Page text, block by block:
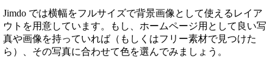
Jimdo では横幅をフルサイズで背景画像として使えるレイア
ウトを用意しています。もし、ホームページ用として良い写
真や画像を持っていれば（もしくはフリー素材で見つけた
ら）、その写真に合わせて色を選んでみましょう。